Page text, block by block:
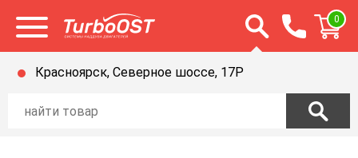
Открыть меню Открыть строку
0
Красноярск, Северное шоссе, 17Р